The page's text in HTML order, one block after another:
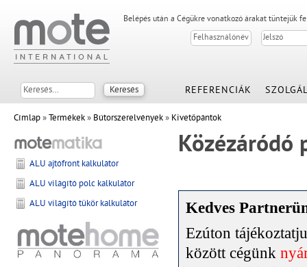
Belépés után a Cégükre vonatkozó árakat tüntejük
REFERENCIÁK
Címlap»Termékek» Bútorszerelvények» Kivetőpántok
Közézáródó
Kedves
Ezúton
között cégünk
ALU ajtófront kalkulátor
ALU világító polc kalkulátor
ALU világító tükör kalkulátor